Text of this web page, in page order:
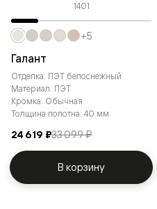
1401
Галант
Отделка: ПЭТ белоснежный
Материал: ПЭТ
Кромка: Обычная
Толщина полотна: 40 мм
24 619 ₽33 099 ₽
+5
В корзину